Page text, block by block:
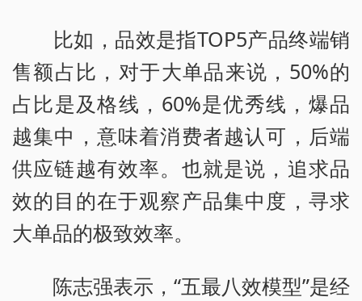
比如，品效是指TOP5产品终端销
售额占比，对于大单品来说，50%的
占比是及格线，60%是优秀线，爆品
越集中，意味着消费者越认可，后端
供应链越有效率。也就是说，追求品
效的目的在于观察产品集中度，寻求
大单品的极致效率。
陈志强表示，“五最八效模型”是经